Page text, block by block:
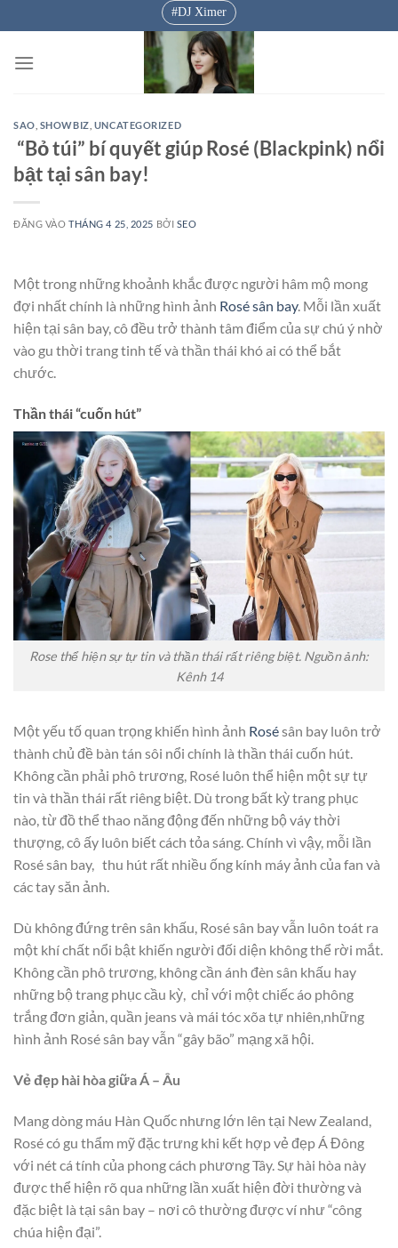
qua
nội
DJ Ximer
SAO SHOWBIZ UNCATEGORIZED
“Bỏ túi” bí quyết giúp Rosé (Blackpink) nổi
bật tại sân bay!
ĐĂNG VÀOTHÁNG 4 25, 2025 BỞI SEO
Một trong những khoảnh khắc được người hâm mộ mong
đợi nhất chính là những hình ảnh Rosé sân bay. Mỗi lần xuất
hiện tại sân bay, cô đều trở thành tâm điểm của sự chú ý nhờ
vào gu thời trang tinh tế và thần thái khó ai có thể bắt
chước.
Thần thái “cuốn hút”
Rose thể hiệnsự tự tin và thần thái rất riêng biệt. Nguồn ảnh:
Kênh 14
Một yếu tố quan trọng khiến hình ảnh Rosésân bay luôn trở
thành chủ đề bàn tán sôi nổi chính là thần thái cuốn hút.
Không cần phải phô trương, Rosé luôn thể hiện một sự tự
tin và thần thái rất riêng biệt. Dù trong bất kỳ trang phục
nào, từ đồ thể thao năng động đến những bộ váy thời
thượng, cô ấy luôn biết cách tỏa sáng. Chính vì vậy, mỗi lần
Rosé sân bay, thu hút rất nhiều ống kính máy ảnh của fan và
các tay săn ảnh.
Dù không đứng trên sân khấu, Rosé sân bay vẫn luôn toát ra
một khí chất nổi bật khiến người đối diện không thể rời mắt.
Không cần phô trương, không cần ánh đèn sân khấu hay
những bộ trang phục cầu kỳ, chỉ với một chiếc áo phông
trắng đơn giản, quần jeans và mái tóc xõa tự nhiên,những
hình ảnh Rosé sân bay vẫn “gây bão” mạng xã hội.
Vẻ đẹp hài hòa giữa Á – Âu
Mang dòng máu Hàn Quốc nhưng lớn lên tại New Zealand,
Rosé có gu thẩm mỹ đặc trưng khi kết hợp vẻ đẹp Á Đông
với nét cá tính của phong cách phương Tây. Sự hài hòa này
được thể hiện rõ qua những lần xuất hiện đời thường và
đặc biệt là tại sân bay – nơi cô thường được ví như “công
chúa hiện đại”.